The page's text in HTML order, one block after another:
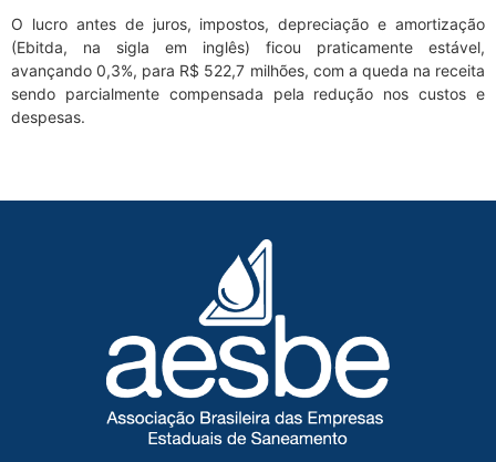
O lucro antes de juros, impostos, depreciação e amortização
(Ebitda, na sigla em inglês) ficou praticamente estável,
avançando 0,3%, para R$ 522,7 milhões, com a queda na receita
sendo parcialmente compensada pela redução nos custos e
despesas.